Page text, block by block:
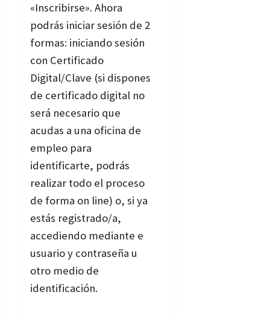
«Inscribirse». Ahora
podrás iniciar sesión de 2
formas: iniciando sesión
con Certificado
Digital/Clave (si dispones
de certificado digital no
será necesario que
acudas a una oficina de
empleo para
identificarte, podrás
realizar todo el proceso
de forma on line) o, si ya
estás registrado/a,
accediendo mediante e
usuario y contraseña u
otro medio de
identificación.